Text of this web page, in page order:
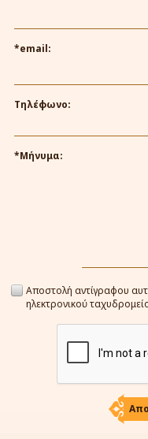
*email:
Τηλέφωνο:
*Μήνυμα:
Αποστολή αντίγραφου
ηλεκτρονικού